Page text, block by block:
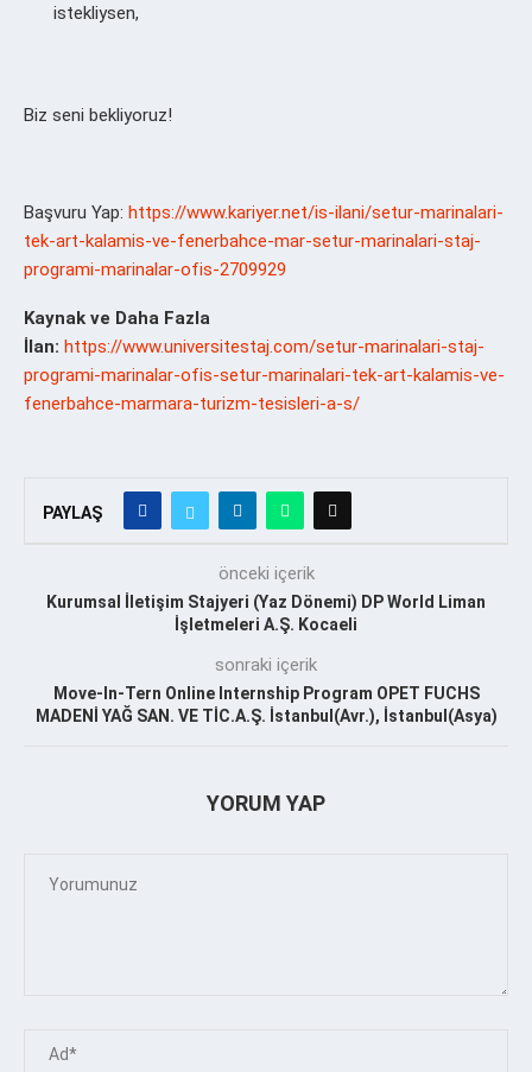
istekliysen,
Biz seni bekliyoruz!
Başvuru Yap: https://www.kariyer.net/is-ilani/setur-marinalari-
tek-art-kalamis-ve-fenerbahce-mar-setur-marinalari-staj-
programi-marinalar-ofis-2709929
Kaynak ve Daha Fazla
İlan: https://www.universitestaj.com/setur-marinalari-staj-
programi-marinalar-ofis-setur-marinalari-tek-art-kalamis-ve-
fenerbahce-marmara-turizm-tesisleri-a-s/
PAYLAŞ
önceki içerik
Kurumsal İletişim Stajyeri (Yaz Dönemi) DP World Liman
İşletmeleri A.Ş. Kocaeli
sonraki içerik
Move-In-Tern Online Internship Program OPET FUCHS
MADENİ YAĞ SAN. VE TİC.A.Ş. İstanbul(Avr.), İstanbul(Asya)
YORUM YAP